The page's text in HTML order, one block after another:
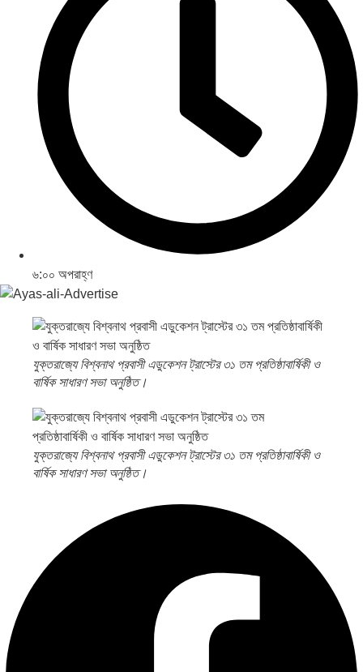
৬:০০ অপরাহ্ণ
যুক্তরাজ্যে বিশ্বনাথ প্রবাসী এডুকেশন ট্রাস্টের ৩১ তম প্রতিষ্ঠাবার্ষিকী ও
বার্ষিক সাধারণ সভা অনুষ্ঠিত।
যুক্তরাজ্যে বিশ্বনাথ প্রবাসী এডুকেশন ট্রাস্টের ৩১ তম প্রতিষ্ঠাবার্ষিকী ও
বার্ষিক সাধারণ সভা অনুষ্ঠিত।